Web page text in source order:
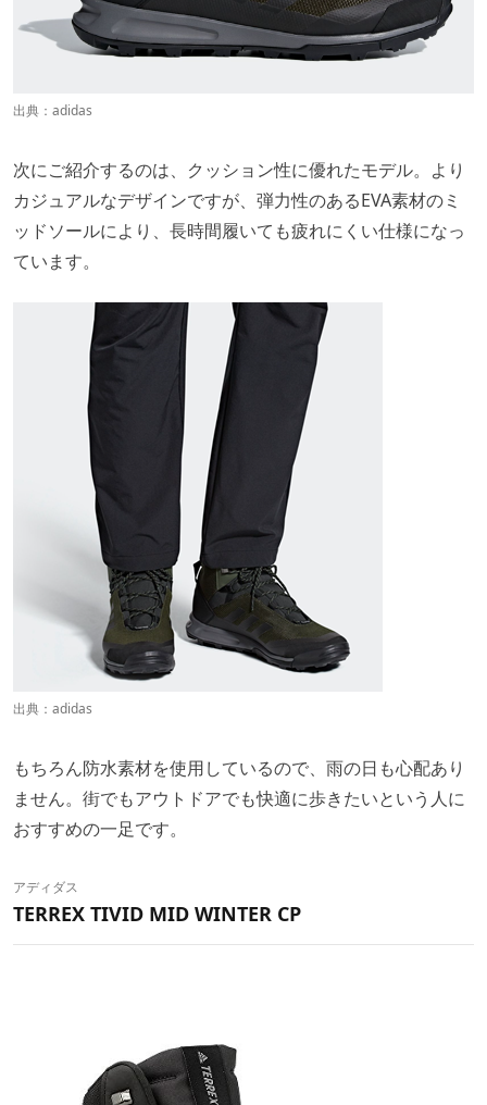
出典： adidas
次にご紹介するのは、クッション性に優れたモデル。より
カジュアルなデザインですが、弾力性のあるEVA素材のミ
ッドソールにより、長時間履いても疲れにくい仕様になっ
ています。
出典： adidas
もちろん防水素材を使用しているので、雨の日も心配あり
ません。街でもアウトドアでも快適に歩きたいという人に
おすすめの一足です。
アディダス
TERREX TIVID MID WINTER CP